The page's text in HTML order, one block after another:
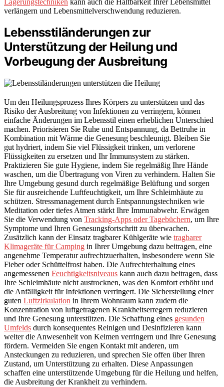
verlängern und Lebensmittelverschwendung reduzieren.
Lebensstiländerungen zur
Unterstützung der Heilung und
Vorbeugung der Ausbreitung
Um den Heilungsprozess Ihres Körpers zu unterstützen und das
Risiko der Ausbreitung von Infektionen zu verringern, können
einfache Änderungen im Lebensstil einen erheblichen Unterschied
machen. Priorisieren Sie Ruhe und Entspannung, da Bettruhe in
Kombination mit Wärme die Genesung beschleunigt. Bleiben Sie
gut hydriert, indem Sie viel Flüssigkeit trinken, um verlorene
Flüssigkeiten zu ersetzen und Ihr Immunsystem zu stärken.
Praktizieren Sie gute Hygiene, indem Sie regelmäßig Ihre Hände
waschen, um die Übertragung von Viren zu verhindern. Halten Sie
Ihre Umgebung gesund durch regelmäßige Belüftung und sorgen
Sie für ausreichende Luftfeuchtigkeit, um Ihre Schleimhäute zu
schützen. Stressmanagement durch Entspannungstechniken wie
Meditation oder tiefes Atmen stärkt Ihre Immunabwehr. Erwägen
Sie die Verwendung von Tracking-Apps oder Tagebüchern, um Ihre
Symptome und Ihren Genesungsfortschritt zu überwachen.
Zusätzlich kann der Einsatz tragbarer Kühlgeräte wie tragbarer
Klimageräte für Camping in Ihrer Umgebung dazu beitragen, eine
angenehme Temperatur aufrechtzuerhalten, insbesondere wenn Sie
Fieber oder Schüttelfrost haben. Die Aufrechterhaltung eines
angemessenen Feuchtigkeitsniveaus kann auch dazu beitragen, dass
Ihre Schleimhäute nicht austrocknen, was den Komfort erhöht und
die Anfälligkeit für Infektionen verringert. Die Sicherstellung einer
guten Luftzirkulation in Ihrem Wohnraum kann zudem die
Konzentration von luftgetragenen Krankheitserregern reduzieren
und Ihre Genesung unterstützen. Die Schaffung eines gesunden
Umfelds durch konsequentes Reinigen und Desinfizieren kann
weiter die Anwesenheit von Keimen verringern und Ihre Genesung
fördern. Vermeiden Sie engen Kontakt mit anderen, um
Ansteckungen zu reduzieren, und sprechen Sie offen über Ihren
Zustand, um Unterstützung zu erhalten. Diese Anpassungen
schaffen eine unterstützende Umgebung für die Heilung und helfen,
die Ausbreitung der Krankheit zu verhindern.